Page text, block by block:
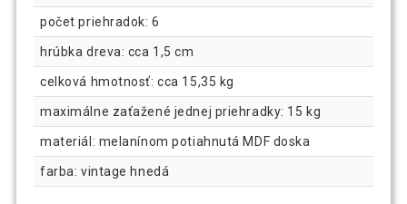
počet priehradok: 6
hrúbka dreva: cca 1,5 cm
celková hmotnosť: cca 15,35 kg
maximálne zaťažené jednej priehradky: 15 kg
materiál: melanínom potiahnutá MDF doska
farba: vintage hnedá